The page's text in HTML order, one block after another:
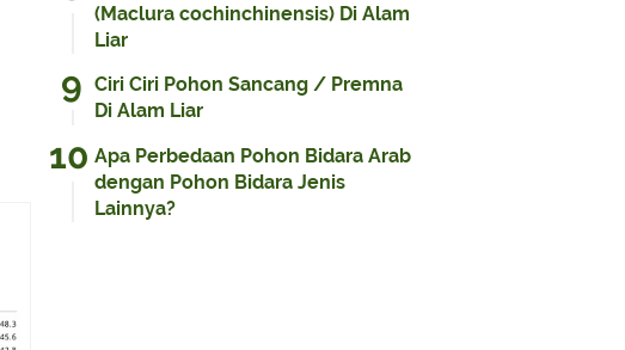
(Maclura cochinchinensis) Di Alam
Liar
Ciri Ciri Pohon Sancang / Premna
Di Alam Liar
Apa Perbedaan Pohon Bidara Arab
dengan Pohon Bidara Jenis
Lainnya?